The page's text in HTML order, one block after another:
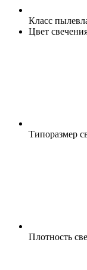
Класс
Цвет
Типоразмер
Плотность